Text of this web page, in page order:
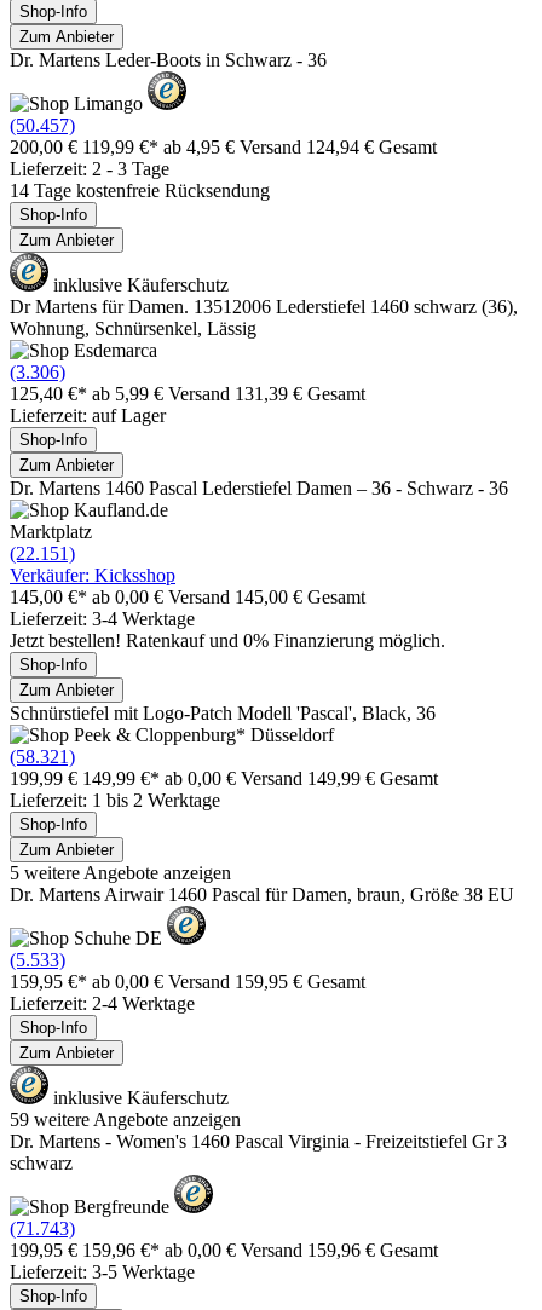
Shop-Info
Zum Anbieter
Dr. Martens Leder-Boots in Schwarz - 36
(50.457)
200,00 € 119,99 €* ab 4,95 € Versand 124,94 € Gesamt
Lieferzeit: 2 - 3 Tage
14 Tage kostenfreie Rücksendung
Shop-Info
Zum Anbieter
inklusive Käuferschutz
Dr Martens für Damen. 13512006 Lederstiefel 1460 schwarz (36),
Wohnung, Schnürsenkel, Lässig
(3.306)
125,40 €* ab 5,99 € Versand 131,39 € Gesamt
Lieferzeit: auf Lager
Shop-Info
Zum Anbieter
Dr. Martens 1460 Pascal Lederstiefel Damen – 36 - Schwarz - 36
Marktplatz
(22.151)
Verkäufer: Kicksshop
145,00 €* ab 0,00 € Versand 145,00 € Gesamt
Lieferzeit: 3-4 Werktage
Jetzt bestellen! Ratenkauf und 0% Finanzierung möglich.
Shop-Info
Zum Anbieter
Schnürstiefel mit Logo-Patch Modell 'Pascal', Black, 36
(58.321)
199,99 € 149,99 €* ab 0,00 € Versand 149,99 € Gesamt
Lieferzeit: 1 bis 2 Werktage
Shop-Info
Zum Anbieter
5 weitere Angebote anzeigen
Dr. Martens Airwair 1460 Pascal für Damen, braun, Größe 38 EU
(5.533)
159,95 €* ab 0,00 € Versand 159,95 € Gesamt
Lieferzeit: 2-4 Werktage
Shop-Info
Zum Anbieter
inklusive Käuferschutz
59 weitere Angebote anzeigen
Dr. Martens - Women's 1460 Pascal Virginia - Freizeitstiefel Gr 3
schwarz
(71.743)
199,95 € 159,96 €* ab 0,00 € Versand 159,96 € Gesamt
Lieferzeit: 3-5 Werktage
Shop-Info